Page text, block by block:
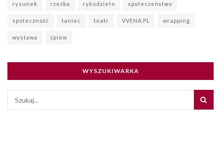
rysunek rzeźba rękodzieło społeczeństwo
społeczność taniec teatr VVENA.PL wrapping
wystawa śpiew
WYSZUKIWARKA